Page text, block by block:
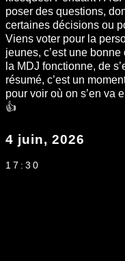
poser des questions,
certaines décisions ou
Viens voter pour la
jeunes, c’est une
la MDJ fonctionne, de
résumé, c’est un
pour voir où on s’en va
👍
4 juin, 2026
17:30